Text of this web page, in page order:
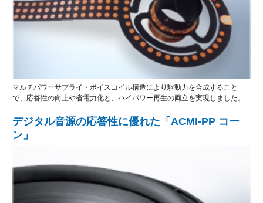
マルチパワーサプライ・ボイスコイル構造により駆動力を合成すること
で、応答性の向上や省電力化と、ハイパワー再生の両立を実現しました。
デジタル音源の応答性に優れた「ACMI-PP コー
ン」